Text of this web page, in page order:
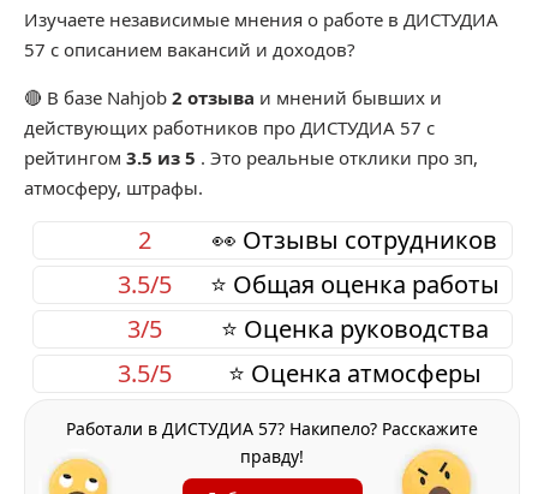
Изучаете независимые мнения о работе в ДИСТУДИА
57 с описанием вакансий и доходов?
🔴 В базе Nahjob 2 отзыва и мнений бывших и
действующих работников про ДИСТУДИА 57 с
рейтингом 3.5 из 5 . Это реальные отклики про зп,
атмосферу, штрафы.
👀 Отзывы сотрудников
2
⭐ Общая оценка работы
3.5/5
⭐ Оценка руководства
3/5
⭐ Оценка атмосферы
3.5/5
Работали в ДИСТУДИА 57? Накипело? Расскажите
правду!